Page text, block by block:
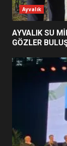
2
Ayvalık
AYVALIK SU
GÖZLER